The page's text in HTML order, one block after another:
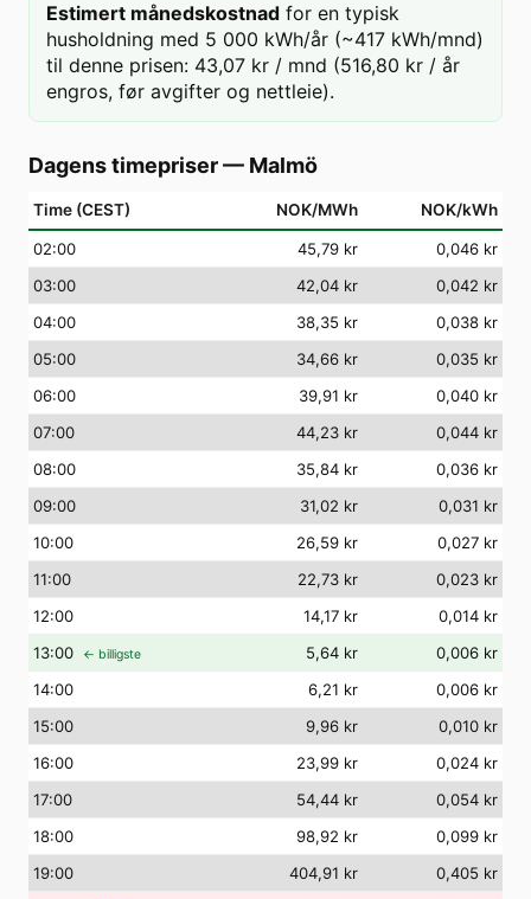
Estimert månedskostnad for en typisk
husholdning med 5 000 kWh/år (~417 kWh/mnd)
til denne prisen: 43,07 kr / mnd (516,80 kr / år
engros, før avgifter og nettleie).
Dagens timepriser— Malmö
Time (CEST) NOK/MWh NOK/kWh
02:00 45,79 kr
0,046 kr
03:00 42,04 kr
0,042 kr
04:00 38,35 kr
0,038 kr
05:00 34,66 kr
0,035 kr
06:00 39,91 kr
0,040 kr
07:00 44,23 kr
0,044 kr
08:00 35,84 kr
0,036 kr
09:00 31,02 kr
0,031 kr
10:00 26,59 kr
0,027 kr
11:00 22,73 kr
0,023 kr
12:00 14,17 kr
0,014 kr
13:00 ← billigste 5,64 kr
0,006 kr
14:00 6,21 kr
0,006 kr
15:00 9,96 kr
0,010 kr
16:00 23,99 kr
0,024 kr
17:00 54,44 kr
0,054 kr
18:00 98,92 kr
0,099 kr
19:00 404,91 kr
0,405 kr